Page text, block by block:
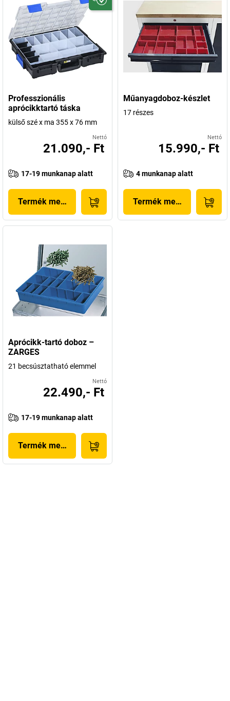
Professzionális
aprócikktartó táska
külső szé x ma 355 x 76 mm
Nettó
21.090,- Ft
17-19 munkanap alatt
Termék megjelenítése
Műanyagdoboz-készlet
17 részes
Nettó
15.990,- Ft
4 munkanap alatt
Termék megjelenítése
Aprócikk-tartó doboz –
ZARGES
21 becsúsztatható elemmel
Nettó
22.490,- Ft
17-19 munkanap alatt
Termék megjelenítése